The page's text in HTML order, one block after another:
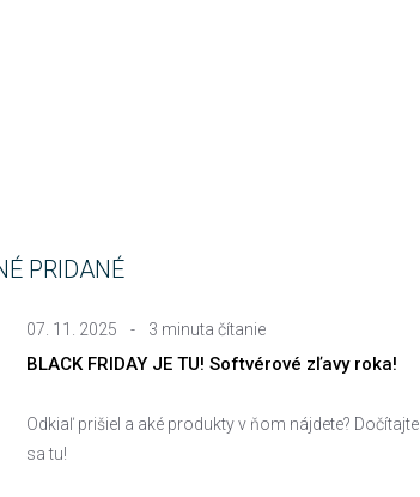
PRIDANÉ
07. 11. 2025 - 3 minuta čítanie
BLACK FRIDAY JE TU! Softvérové zľavy roka!
Odkiaľ prišiel a aké produkty v ňom nájdete? Dočítajte
sa tu!